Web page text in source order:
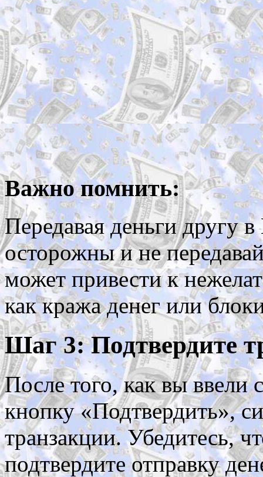
Важно помнить:
Передавая деньги другу
осторожны и не
может привести к
как кража денег или
Шаг 3: Подтвердите
После того, как вы ввели
кнопку «Подтвердить»,
транзакции. Убедитесь,
подтвердите отправку